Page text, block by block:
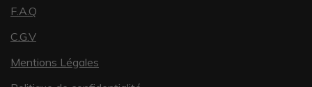
F.A.Q
C.G.V
Mentions Légales